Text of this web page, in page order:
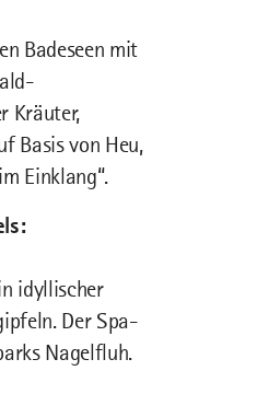
Badeseen mit
Kräuter,
Basis von Heu,
Einklang“.
idyllischer
Der Spa-
Nagelfluh.